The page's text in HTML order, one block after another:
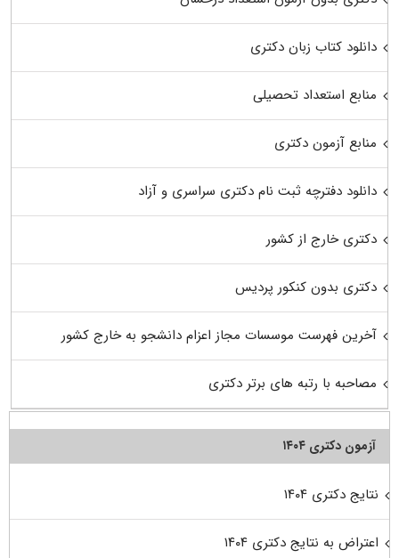
دانلود کتاب زبان دکتری
منابع استعداد تحصیلی
منابع آزمون دکتری
دانلود دفترچه ثبت نام دکتری سراسری و آزاد
دکتری خارج از کشور
دکتری بدون کنکور پردیس
آخرین فهرست موسسات مجاز اعزام دانشجو به خارج کشور
مصاحبه با رتبه های برتر دکتری
آزمون دکتری ۱۴۰۴
نتایج دکتری ۱۴۰۴
اعتراض به نتایج دکتری ۱۴۰۴